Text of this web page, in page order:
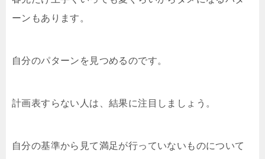
ーンもあります。
自分のパターンを見つめるのです。
計画表すらない人は、結果に注目しましょう。
自分の基準から見て満足が行っていないものについて